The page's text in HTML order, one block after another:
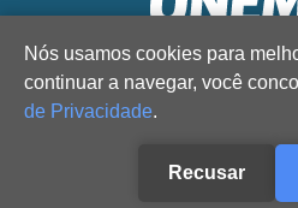
Nós usamos cookies para
continuar a navegar, você
de Privacidade.
Recusar